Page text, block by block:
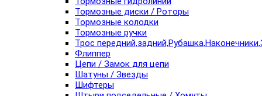
Тормозные диски / Роторы
Тормозные колодки
Тормозные ручки
Трос
Флиппер
Цепи / Замок для цепи
Шатуны / Звезды
Шифтеры